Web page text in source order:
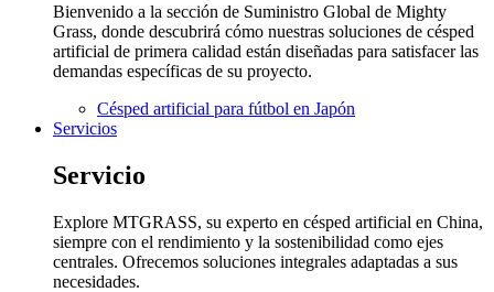
Bienvenido a la sección de Suministro Global de Mighty
Grass, donde descubrirá cómo nuestras soluciones de césped
artificial de primera calidad están diseñadas para satisfacer las
demandas específicas de su proyecto.
Césped artificial para fútbol en Japón
Servicios
Servicio
Explore MTGRASS, su experto en césped artificial en China,
siempre con el rendimiento y la sostenibilidad como ejes
centrales. Ofrecemos soluciones integrales adaptadas a sus
necesidades.